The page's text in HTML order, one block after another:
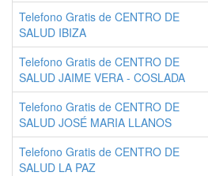
Telefono Gratis de CENTRO DE
SALUD IBIZA
Telefono Gratis de CENTRO DE
SALUD JAIME VERA - COSLADA
Telefono Gratis de CENTRO DE
SALUD JOSÉ MARIA LLANOS
Telefono Gratis de CENTRO DE
SALUD LA PAZ